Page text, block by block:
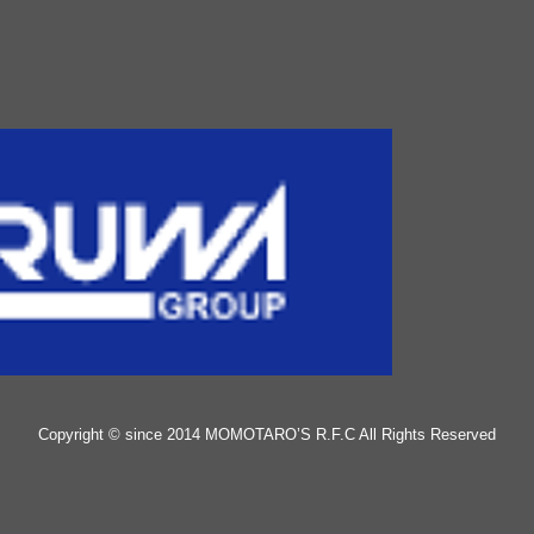
Copyright © since 2014 MOMOTARO’S R.F.C All Rights Reserved